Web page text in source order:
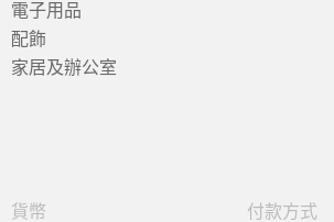
電子用品
配飾
家居及辦公室
貨幣 付款方式